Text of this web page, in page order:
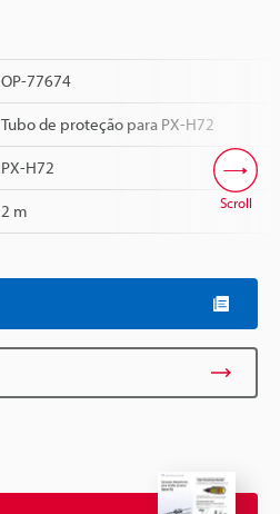
OP-77674
Tubo de proteção para PX-H72
PX-H72
2 m Scroll